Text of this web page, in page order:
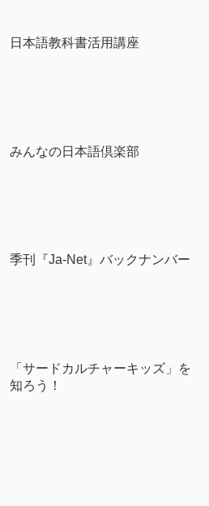
日本語教科書活用講座
みんなの日本語倶楽部
季刊『Ja-Net』バックナンバー
「サードカルチャーキッズ」を
知ろう！